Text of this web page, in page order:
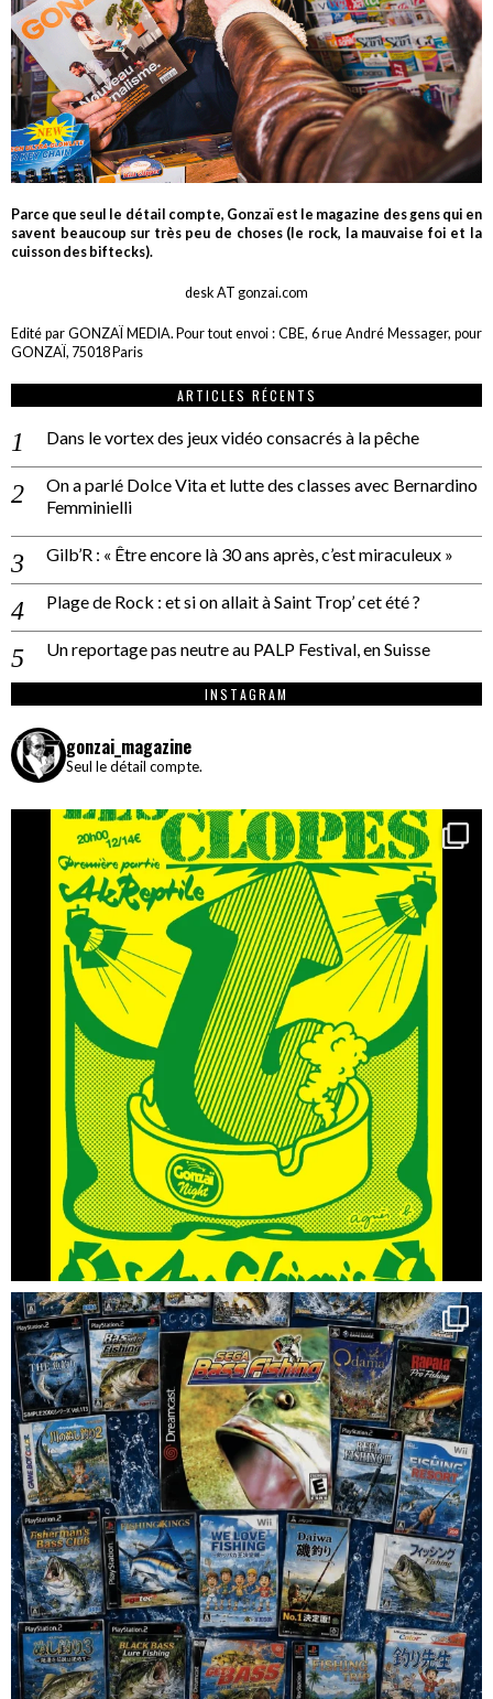
Parce que seul le détail compte, Gonzaï est le magazine des gens qui en
savent beaucoup sur très peu de choses (le rock, la mauvaise foi et la
cuisson des biftecks).
desk AT gonzai.com
Edité par GONZAÏ MEDIA. Pour tout envoi : CBE, 6 rue André Messager, pour
GONZAÏ, 75018 Paris
ARTICLES RÉCENTS
Dans le vortex des jeux vidéo consacrés à la pêche
On a parlé Dolce Vita et lutte des classes avec Bernardino
Femminielli
Gilb’R : « Être encore là 30 ans après, c’est miraculeux »
Plage de Rock : et si on allait à Saint Trop’ cet été ?
Un reportage pas neutre au PALP Festival, en Suisse
INSTAGRAM
gonzai_magazine
Seul le détail compte.